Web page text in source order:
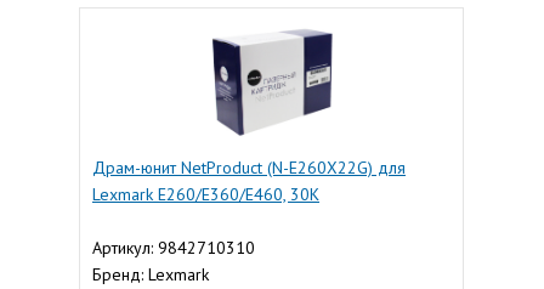
Драм-юнит NetProduct (N-E260X22G) для
Lexmark E260/E360/E460, 30K
Артикул: 9842710310
Бренд: Lexmark